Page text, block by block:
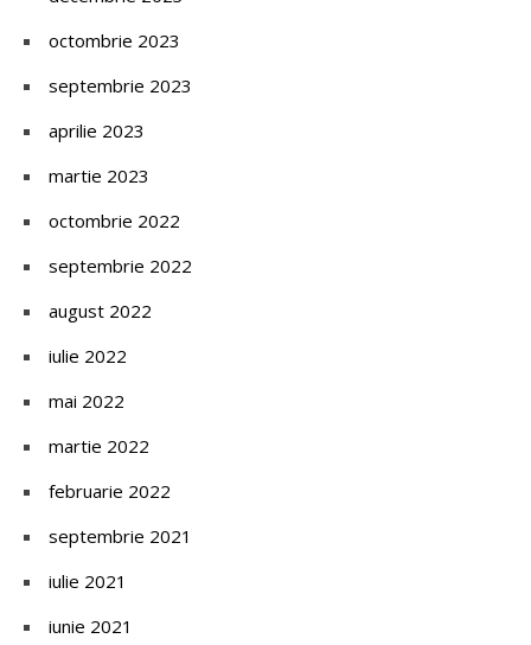
octombrie 2023
septembrie 2023
aprilie 2023
martie 2023
octombrie 2022
septembrie 2022
august 2022
iulie 2022
mai 2022
martie 2022
februarie 2022
septembrie 2021
iulie 2021
iunie 2021